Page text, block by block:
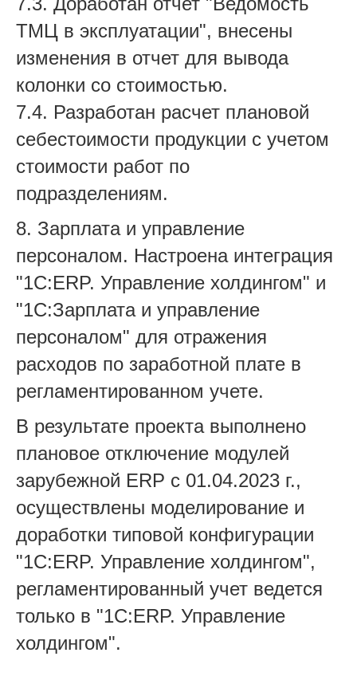
ТМЦ в эксплуатации", внесены
изменения в отчет для вывода
колонки со стоимостью.
7.4. Разработан расчет плановой
себестоимости продукции с учетом
стоимости работ по
подразделениям.
8. Зарплата и управление
персоналом. Настроена интеграция
"1С:ERP. Управление холдингом" и
"1С:Зарплата и управление
персоналом" для отражения
расходов по заработной плате в
регламентированном учете.
В результате проекта выполнено
плановое отключение модулей
зарубежной ERP с 01.04.2023 г.,
осуществлены моделирование и
доработки типовой конфигурации
"1С:ERP. Управление холдингом",
регламентированный учет ведется
только в "1С:ERP. Управление
холдингом".